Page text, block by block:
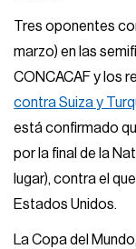
Tres oponentes
marzo) en las
CONCACAF y los
contra Suiza y
está confirmado
por la final de la
lugar), contra el
Estados Unidos.
La Copa del